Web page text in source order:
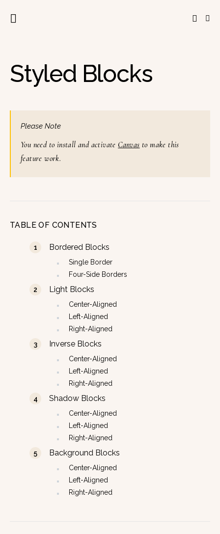
Styled Blocks
Please Note
You need to install and activate Canvas to make this
feature work.
TABLE OF CONTENTS
Bordered Blocks
Single Border
Four-Side Borders
Light Blocks
Center-Aligned
Left-Aligned
Right-Aligned
Inverse Blocks
Center-Aligned
Left-Aligned
Right-Aligned
Shadow Blocks
Center-Aligned
Left-Aligned
Right-Aligned
Background Blocks
Center-Aligned
Left-Aligned
Right-Aligned